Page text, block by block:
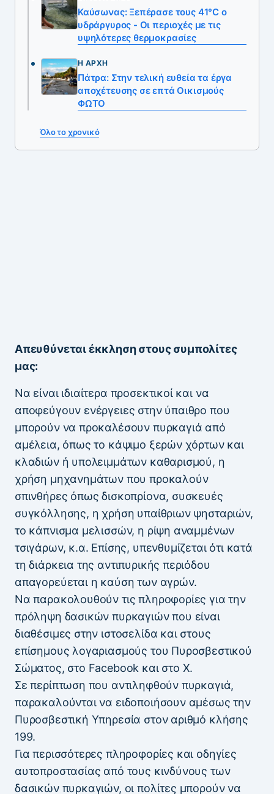
Καύσωνας: Ξεπέρασε τους 41°C ο
υδράργυρος - Οι περιοχές με τις
υψηλότερες θερμοκρασίες
Η ΑΡΧΉ
Πάτρα: Στην τελική ευθεία τα έργα
αποχέτευσης σε επτά Οικισμούς
ΦΩΤΟ
Όλο το χρονικό
Απευθύνεται έκκληση στους συμπολίτες
μας:
Να είναι ιδιαίτερα προσεκτικοί και να
αποφεύγουν ενέργειες στην ύπαιθρο που
μπορούν να προκαλέσουν πυρκαγιά από
αμέλεια, όπως το κάψιμο ξερών χόρτων και
κλαδιών ή υπολειμμάτων καθαρισμού, η
χρήση μηχανημάτων που προκαλούν
σπινθήρες όπως δισκοπρίονα, συσκευές
συγκόλλησης, η χρήση υπαίθριων ψησταριών,
το κάπνισμα μελισσών, η ρίψη αναμμένων
τσιγάρων, κ.α. Επίσης, υπενθυμίζεται ότι κατά
τη διάρκεια της αντιπυρικής περιόδου
απαγορεύεται η καύση των αγρών.
Να παρακολουθούν τις πληροφορίες για την
πρόληψη δασικών πυρκαγιών που είναι
διαθέσιμες στην ιστοσελίδα και στους
επίσημους λογαριασμούς του Πυροσβεστικού
Σώματος, στο Facebook και στο Χ.
Σε περίπτωση που αντιληφθούν πυρκαγιά,
παρακαλούνται να ειδοποιήσουν αμέσως την
Πυροσβεστική Υπηρεσία στον αριθμό κλήσης
199.
Για περισσότερες πληροφορίες και οδηγίες
αυτοπροστασίας από τους κινδύνους των
δασικών πυρκαγιών, οι πολίτες μπορούν να